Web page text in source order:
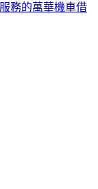
務的萬華機車借